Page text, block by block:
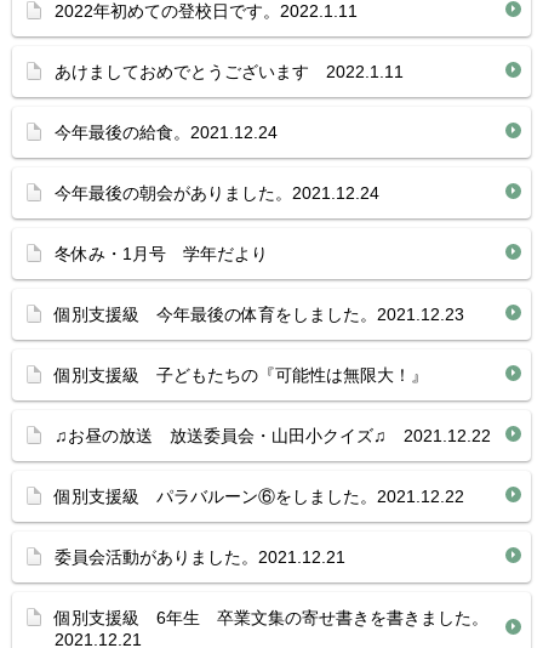
2022年初めての登校日です。2022.1.11
あけましておめでとうございます 2022.1.11
今年最後の給食。2021.12.24
今年最後の朝会がありました。2021.12.24
冬休み・1月号 学年だより
個別支援級 今年最後の体育をしました。2021.12.23
個別支援級 子どもたちの『可能性は無限大！』
♫お昼の放送 放送委員会・山田小クイズ♫ 2021.12.22
個別支援級 パラバルーン⑥をしました。2021.12.22
委員会活動がありました。2021.12.21
個別支援級 6年生 卒業文集の寄せ書きを書きました。
2021.12.21